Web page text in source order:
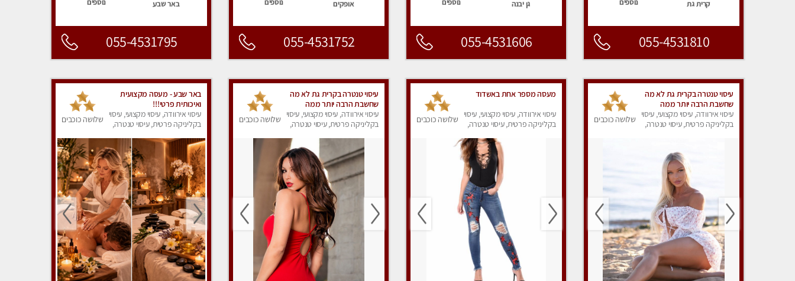
קרית גת
נוספים
055-4531810
גן יבנה
נוספים
055-4531606
אופקים
נוספים
055-4531752
באר שבע
נוספים
055-4531795
עיסוי טנטרה בקרית גת לא מה
שחשבת הרבה יותר ממה
שדמיינת
עיסוי אירוודה, עיסוי מקצועי, עיסוי
בקליניקה פרטית, עיסוי טנטרה,
שלושה כוכבים
מעסה מספר אחת באשדוד
עיסוי אירוודה, עיסוי מקצועי, עיסוי
בקליניקה פרטית, עיסוי טנטרה,
שלושה כוכבים
עיסוי טנטרה בקרית גת לא מה
שחשבת הרבה יותר ממה
שדמיינת
עיסוי אירוודה, עיסוי מקצועי, עיסוי
בקליניקה פרטית, עיסוי טנטרה,
שלושה כוכבים
באר שבע - מעסה מקצועית
ואיכותית פרטי!!!
עיסוי אירוודה, עיסוי מקצועי, עיסוי
בקליניקה פרטית, עיסוי טנטרה,
שלושה כוכבים